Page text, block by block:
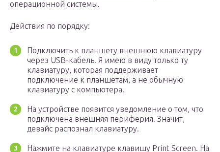
операционной системы.
Действия по порядку:
Подключить к планшету внешнюю клавиатуру
через USB-кабель. Я имею в виду только ту
клавиатуру, которая поддерживает
подключение к планшетам, а не обычную
клавиатуру с компьютера.
На устройстве появится уведомление о том, что
подключена внешняя периферия. Значит,
девайс распознал клавиатуру.
Нажмите на клавиатуре клавишу Print Screen. На